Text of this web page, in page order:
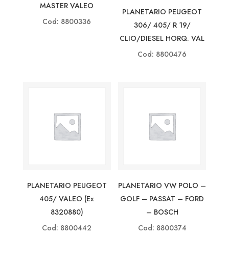
MASTER VALEO
Cod: 8800336
PLANETARIO PEUGEOT
306/ 405/ R 19/
CLIO/DIESEL HORQ. VAL
Cod: 8800476
PLANETARIO PEUGEOT
405/ VALEO (ex
8320880)
Cod: 8800442
PLANETARIO VW POLO –
GOLF – PASSAT – FORD
– BOSCH
Cod: 8800374